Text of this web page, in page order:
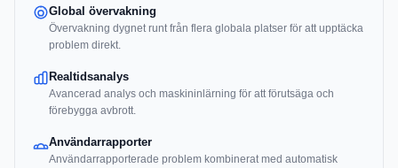
Global övervakning
Övervakning dygnet runt från flera globala platser för att upptäcka
problem direkt.
Realtidsanalys
Avancerad analys och maskininlärning för att förutsäga och
förebygga avbrott.
Användarrapporter
Användarrapporterade problem kombinerat med automatisk